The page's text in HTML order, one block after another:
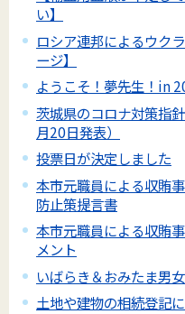
い】
ロシア連邦によるウク
ージ】
ようこそ！夢先生！in
茨城県のコロナ対策指
月20日発表）
投票日が決定しました
本市元職員による収賄
防止策提言書
本市元職員による収賄
メント
いばらき＆おみたま男
土地や建物の相続登記